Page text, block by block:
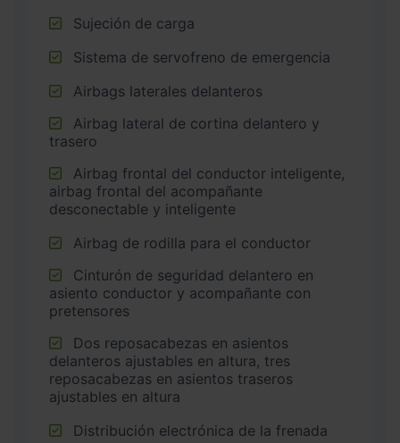
Sujeción de carga
Sistema de servofreno de emergencia
Airbags laterales delanteros
trasero
airbag frontal del acompañante
desconectable y inteligente
Airbag de rodilla para el conductor
asiento conductor y acompañante con
pretensores
delanteros ajustables en altura, tres
reposacabezas en asientos traseros
ajustables en altura
Distribución electrónica de la frenada